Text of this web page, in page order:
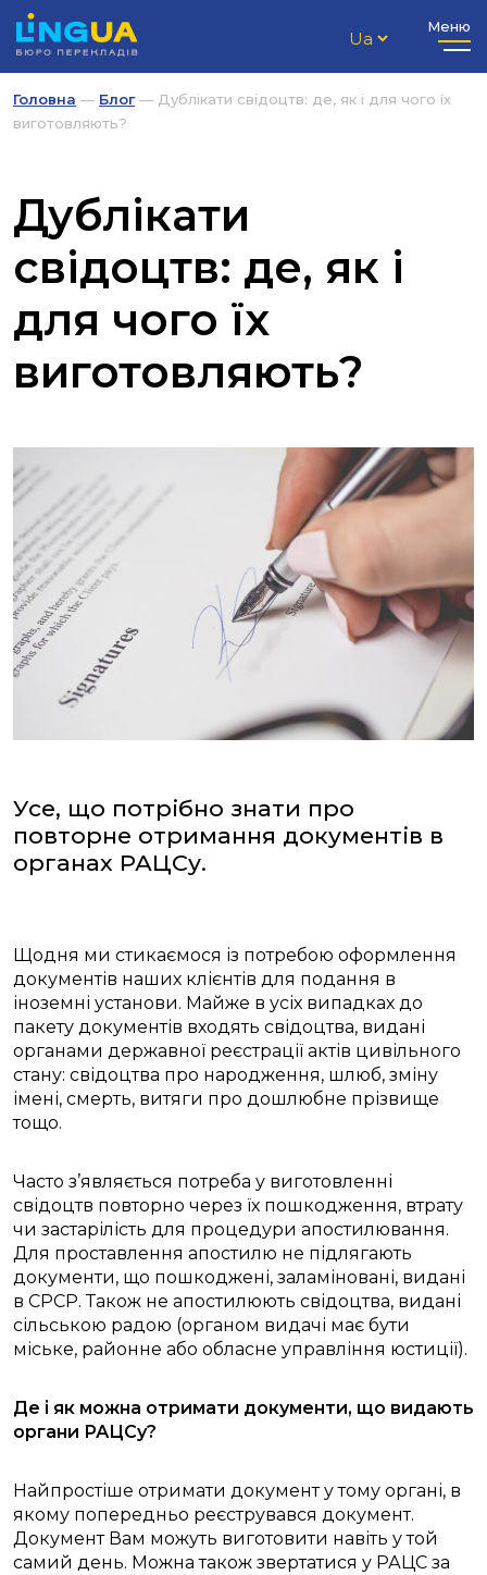
Меню
Головна — Блог— Дублікати свідоцтв: де, як і для чого їх
виготовляють?
Дублікати
свідоцтв: де, як і
для чого їх
виготовляють?
Усе, що потрібно знати про
повторне отримання документів в
органах РАЦСу.
Щодня ми стикаємося із потребою оформлення
документів наших клієнтів для подання в
іноземні установи. Майже в усіх випадках до
пакету документів входять свідоцтва, видані
органами державної реєстрації актів цивільного
стану: свідоцтва про народження, шлюб, зміну
імені, смерть, витяги про дошлюбне прізвище
тощо.
Часто з’являється потреба у виготовленні
свідоцтв повторно через їх пошкодження, втрату
чи застарілість для процедури апостилювання.
Для проставлення апостилю не підлягають
документи, що пошкоджені, заламіновані, видані
в СРСР. Також не апостилюють свідоцтва, видані
сільською радою (органом видачі має бути
міське, районне або обласне управління юстиції).
Де і як можна отримати документи, що видають
органи РАЦСу?
Найпростіше отримати документ у тому органі, в
якому попередньо реєструвався документ.
Документ Вам можуть виготовити навіть у той
самий день. Можна також звертатися у РАЦС за